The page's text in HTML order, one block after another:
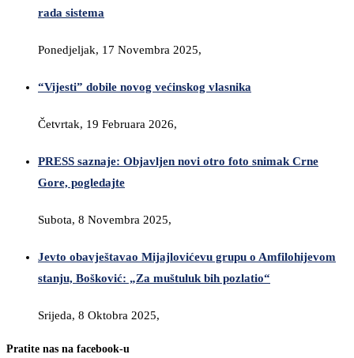
rada sistema
Ponedjeljak, 17 Novembra 2025,
“Vijesti” dobile novog većinskog vlasnika
Četvrtak, 19 Februara 2026,
PRESS saznaje: Objavljen novi otro foto snimak Crne
Gore, pogledajte
Subota, 8 Novembra 2025,
Jevto obavještavao Mijajlovićevu grupu o Amfilohijevom
stanju, Bošković: „Za muštuluk bih pozlatio“
Srijeda, 8 Oktobra 2025,
Pratite nas na facebook-u